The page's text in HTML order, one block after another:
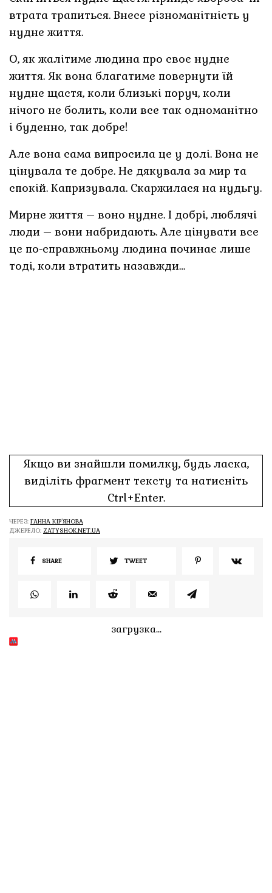
втрата трапиться. Внесе різноманітність у
нудне життя.
О, як жалітиме людина про своє нудне
життя. Як вона благатиме повернути їй
нудне щастя, коли близькі поруч, коли
нічого не болить, коли все так одноманітно
і буденно, так добре!
Але вона сама випросила це у долі. Вона не
цінувала те добре. Не дякувала за мир та
спокій. Капризувала. Скаржилася на нудьгу.
Мирне життя – воно нудне. І добрі, люблячі
люди – вони набридають. Але цінувати все
це по-справжньому людина починає лише
тоді, коли втратить назавжди…
Якщо ви знайшли помилку, будь ласка,
виділіть фрагмент тексту та натисніть
Ctrl+Enter.
ЧЕРЕЗ: ГАННА КІР’ЯНОВА
ДЖЕРЕЛО: ZATYSHOK.NET.UA
SHARE TWEET
загрузка...